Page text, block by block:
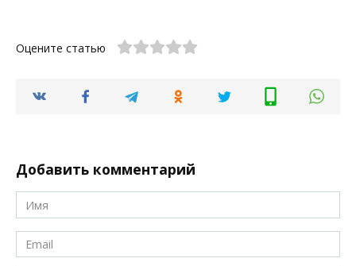
Оцените статью
Добавить комментарий
Имя
*
Email
*